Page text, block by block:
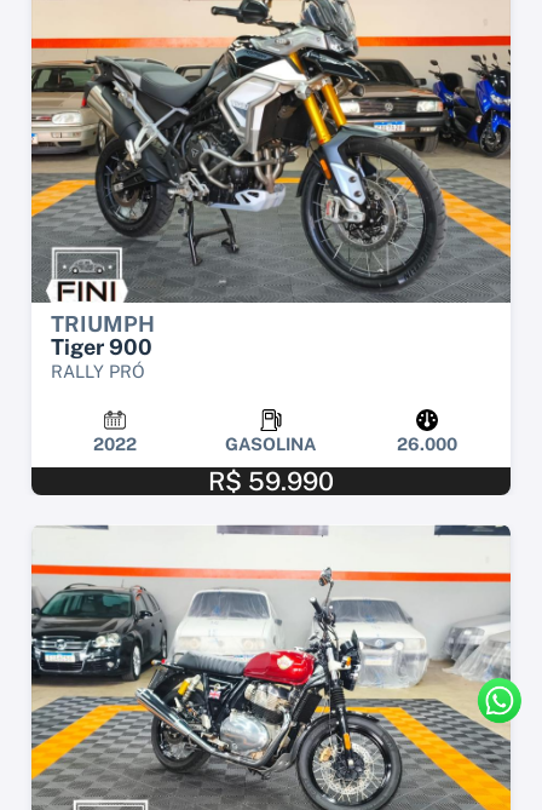
TRIUMPH
Tiger 900
RALLY PRÓ
2022 GASOLINA 26.000
R$ 59.990